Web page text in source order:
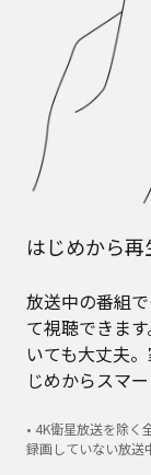
はじめから再
放送中の番組
て視聴できま
いても大丈夫
じめからスマ
• 4K衛星放送を除く
録画していない放送